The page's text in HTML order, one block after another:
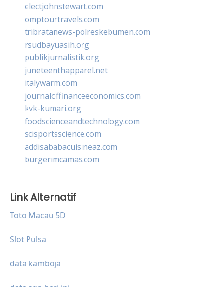
electjohnstewart.com
omptourtravels.com
tribratanews-polreskebumen.com
rsudbayuasih.org
publikjurnalistik.org
juneteenthapparel.net
italywarm.com
journaloffinanceeconomics.com
kvk-kumari.org
foodscienceandtechnology.com
scisportsscience.com
addisababacuisineaz.com
burgerimcamas.com
Link Alternatif
Toto Macau 5D
Slot Pulsa
data kamboja